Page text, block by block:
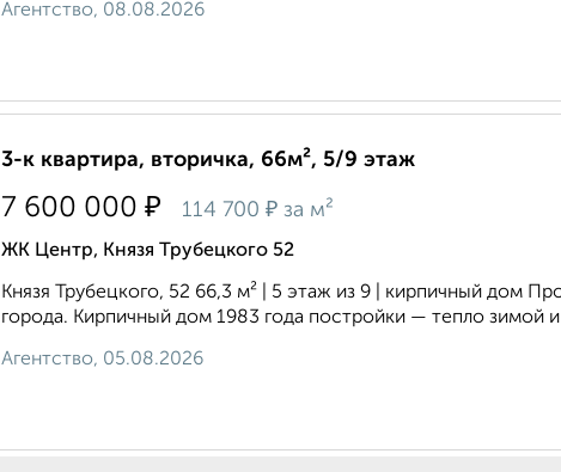
Агентство, 08.08.2026
3-к квартира, вторичка, 66м², 5/9 этаж
7 600 000 ₽ 114 700 ₽ за м²
ЖК Центр, Князя Трубецкого 52
Князя Трубецкого, 52 66,3 м² | 5 этаж из 9 | кирпичный дом
города. Кирпичный дом 1983 года постройки — тепло зимой
Агентство, 05.08.2026